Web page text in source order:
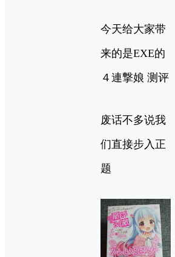
今天给大家带
来的是EXE的
４連撃娘 测评
废话不多说我
们直接步入正
题